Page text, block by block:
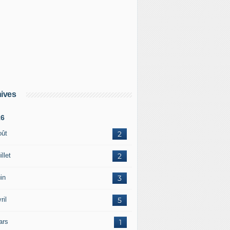
2
2
3
5
1